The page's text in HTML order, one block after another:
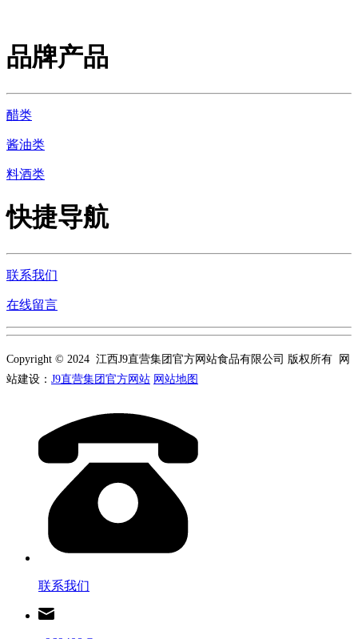
品牌产品
醋类
酱油类
料酒类
快捷导航
联系我们
在线留言
Copyright © 2024 江西J9直营集团官方网站食品有限公司 版权所有 网
站建设： J9直营集团官方网站 网站地图
联系我们